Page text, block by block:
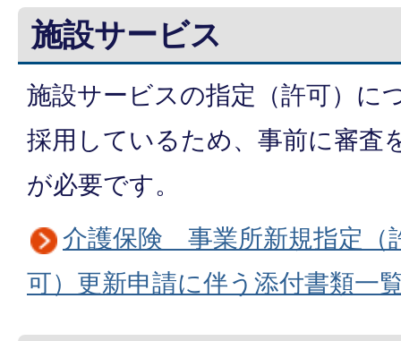
施設サービス
施設サービスの指定（許可）に
採用しているため、事前に審査
が必要です。
介護保険 事業所新規指定（
可）更新申請に伴う添付書類一